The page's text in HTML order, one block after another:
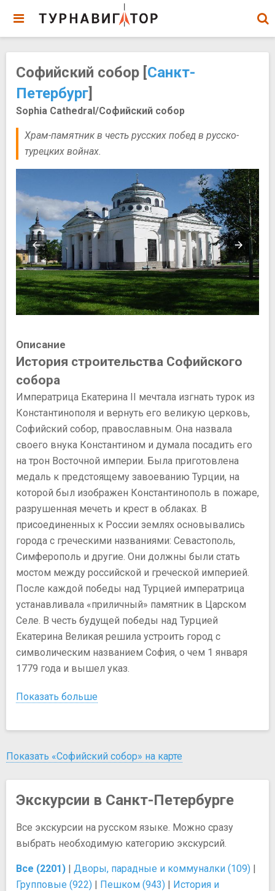
Софийский собор [Санкт-
Петербург]
Sophia Cathedral/Софийский собор
Храм-памятник в честь русских побед в русско-
турецких войнах.
Описание
История строительства Софийского
собора
Императрица Екатерина II мечтала изгнать турок из
Константинополя и вернуть его великую церковь,
Софийский собор, православным. Она назвала
своего внука Константином и думала посадить его
на трон Восточной империи. Была приготовлена
медаль к предстоящему завоеванию Турции, на
которой был изображен Константинополь в пожаре,
разрушенная мечеть и крест в облаках. В
присоединенных к России землях основывались
города с греческими названиями: Севастополь,
Симферополь и другие. Они должны были стать
мостом между российской и греческой империей.
После каждой победы над Турцией императрица
устанавливала «приличный» памятник в Царском
Селе. В честь будущей победы над Турцией
Екатерина Великая решила устроить город с
символическим названием София, о чем 1 января
1779 года и вышел указ.
Показать больше
Показать «Софийский собор» на карте
Экскурсии в Санкт-Петербурге
Все экскурсии на русском языке. Можно сразу
выбрать необходимую категорию экскурсий.
Все (2201) | Дворы, парадные и коммуналки (109) |
Групповые (922) | Пешком (943) | История и